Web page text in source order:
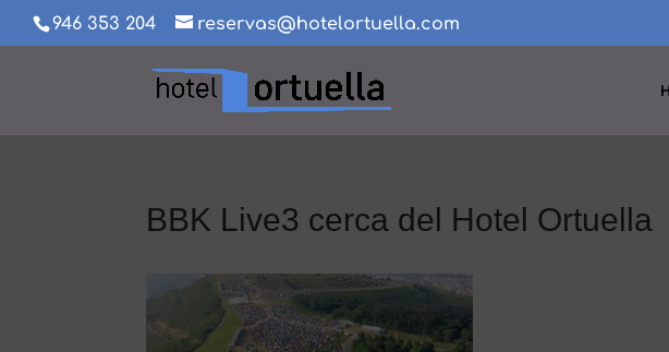
946 353 204 reservas@hotelortuella.com
BBK Live3 cerca del Hotel Ortuella